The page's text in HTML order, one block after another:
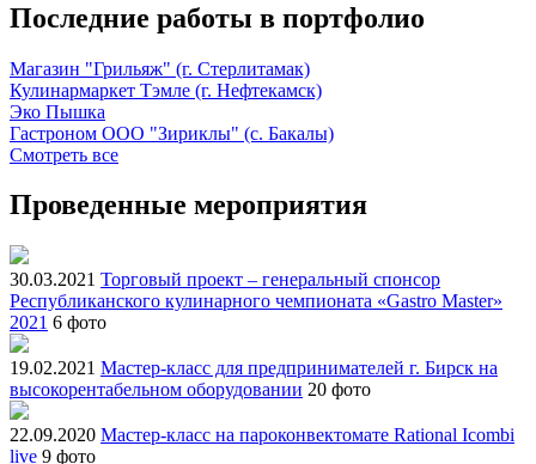
Последние работы в портфолио
Магазин "Грильяж" (г. Стерлитамак)
Кулинармаркет Тэмле (г. Нефтекамск)
Эко Пышка
Гастроном ООО "Зириклы" (с. Бакалы)
Смотреть все
Проведенные мероприятия
30.03.2021 Торговый проект – генеральный спонсор
Республиканского кулинарного чемпионата «Gastro Master»
2021 6 фото
19.02.2021 Мастер-класс для предпринимателей г. Бирск на
высокорентабельном оборудовании 20 фото
22.09.2020 Мастер-класс на пароконвектомате Rational Icombi
live 9 фото